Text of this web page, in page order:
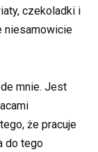
czekoladki i
niesamowicie
mnie. Jest
że pracuje
do tego